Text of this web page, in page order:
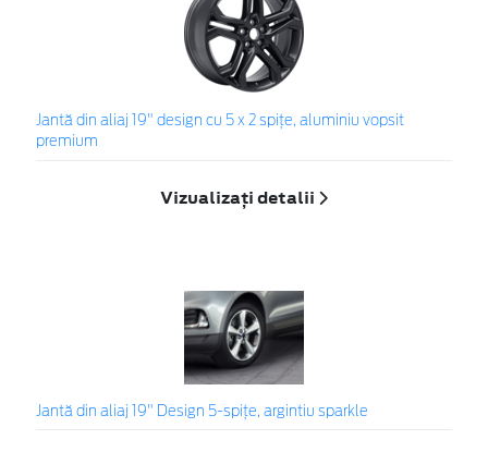
Jantă din aliaj 19" design cu 5 x 2 spițe, aluminiu vopsit
premium
Vizualizați detalii
Jantă din aliaj 19" Design 5-spiţe, argintiu sparkle